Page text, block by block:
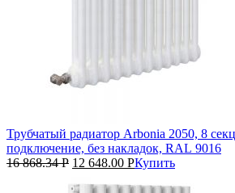
Трубчатый радиатор Arbonia 2050, 8
подключение, без накладок, RAL 9016
16 868.34Р 12 648.00 РКупить